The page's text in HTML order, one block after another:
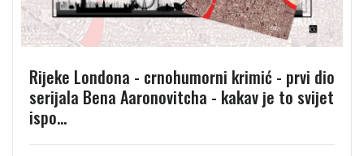
Rijeke Londona - crnohumorni krimić - prvi dio
serijala Bena Aaronovitcha - kakav je to svijet
ispo...